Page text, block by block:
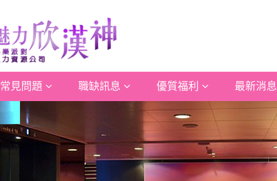
常見問題 職缺訊息 優質福利 最新消息